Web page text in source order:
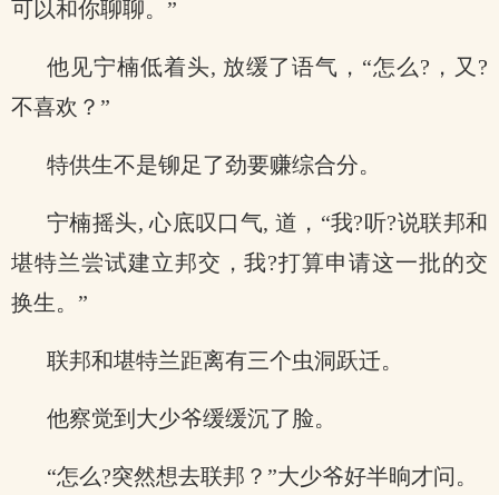
可以和你聊聊。”
他见宁楠低着头, 放缓了语气，“怎么?，又?
不喜欢？”
特供生不是铆足了劲要赚综合分。
宁楠摇头, 心底叹口气, 道，“我?听?说联邦和
堪特兰尝试建立邦交，我?打算申请这一批的交
换生。”
联邦和堪特兰距离有三个虫洞跃迁。
他察觉到大少爷缓缓沉了脸。
“怎么?突然想去联邦？”大少爷好半晌才问。